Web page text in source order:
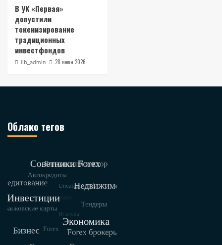
В УК «Первая»
допустили
токенизирование
традиционных
инвестфондов
lib_admin 28 июля 2026
Облако тегов